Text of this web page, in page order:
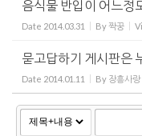
음식물 반입이 어느정
Date 2014.03.31 By짝꿍
묻고답하기 게시판은
Date 2014.01.11 By 장흥사랑